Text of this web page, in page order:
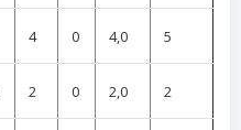
4 0 4,0 5
2 0 2,0 2